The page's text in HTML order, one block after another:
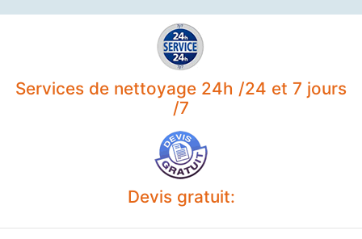
Services de nettoyage 24h /24 et 7 jours
/7
Devis gratuit: